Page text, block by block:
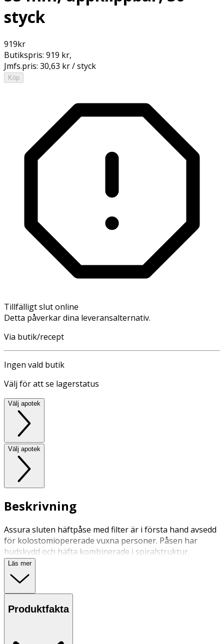
styck
919kr
Butikspris: 919 kr,
Jmfs.pris: 30,63 kr / styck
Köp
Tillfälligt slut online
Detta påverkar dina leveransalternativ.
Via butik/recept
Ingen vald butik
Välj för att se lagerstatus
Välj apotek
Välj apotek
Beskrivning
Assura sluten häftpåse med filter är i första hand avsedd
för kolostomiopererade vuxna personer. Påsen har
hudskydd och häfta kombinerade i spiralstruktur.
Läs mer
Produktfakta